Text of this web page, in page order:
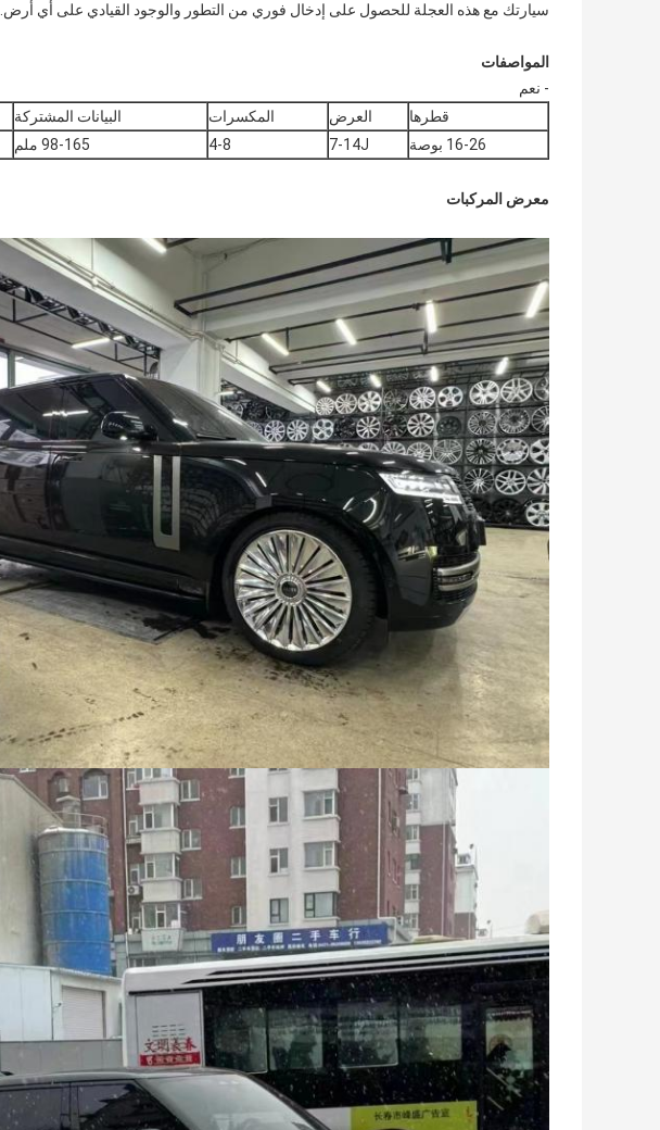
سيارتك مع هذه العجلة للحصول على إدخال فوري من التطور والوجود القيادي على أي أرض.
المواصفات
- نعم
قطرها
العرض المكسرات البيانات المشتركة
16-26 بوصة
7-14J
4-8 98-165 ملم
معرض المركبات